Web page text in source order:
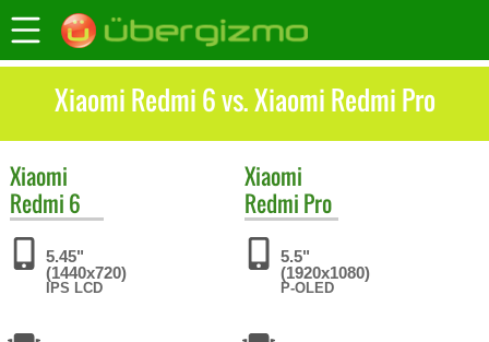
Xiaomi Redmi 6 vs. Xiaomi Redmi Pro
Xiaomi
Redmi 6
5.45"
(1440x720)
IPS LCD
Xiaomi
Redmi Pro
5.5"
(1920x1080)
P-OLED